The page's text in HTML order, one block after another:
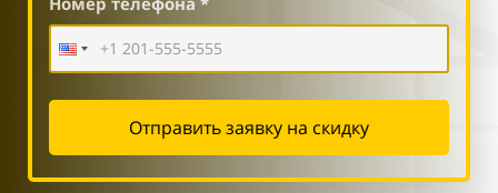
Отправить заявку на скидку